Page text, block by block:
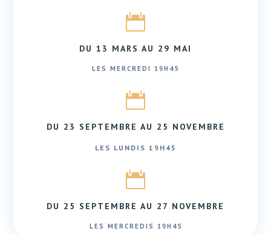

DU 13 MARS AU 29 MAI
LES MERCREDI 19H45

DU 23 SEPTEMBRE AU 25 NOVEMBRE
LES LUNDIS 19H45

DU 25 SEPTEMBRE AU 27 NOVEMBRE
LES MERCREDIS 19H45